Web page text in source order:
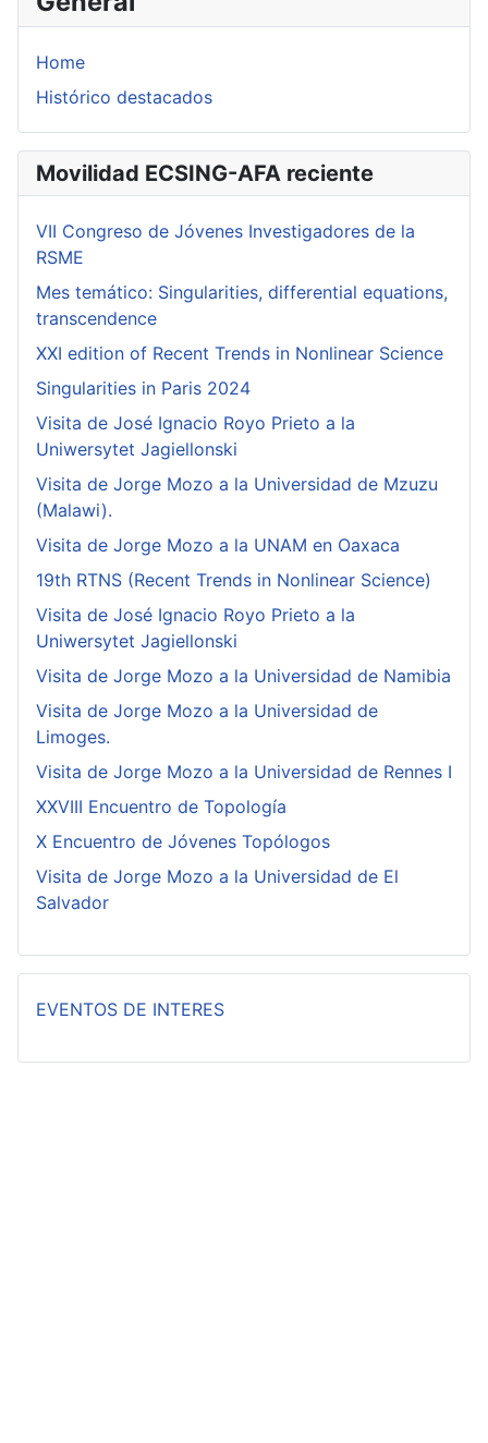
Home
Histórico destacados
Movilidad ECSING-AFA reciente
VII Congreso de Jóvenes Investigadores de la
RSME
Mes temático: Singularities, differential equations,
transcendence
XXI edition of Recent Trends in Nonlinear Science
Singularities in Paris 2024
Visita de José Ignacio Royo Prieto a la
Uniwersytet Jagiellonski
Visita de Jorge Mozo a la Universidad de Mzuzu
(Malawi).
Visita de Jorge Mozo a la UNAM en Oaxaca
19th RTNS (Recent Trends in Nonlinear Science)
Visita de José Ignacio Royo Prieto a la
Uniwersytet Jagiellonski
Visita de Jorge Mozo a la Universidad de Namibia
Visita de Jorge Mozo a la Universidad de
Limoges.
Visita de Jorge Mozo a la Universidad de Rennes I
XXVIII Encuentro de Topología
X Encuentro de Jóvenes Topólogos
Visita de Jorge Mozo a la Universidad de El
Salvador
EVENTOS DE INTERES